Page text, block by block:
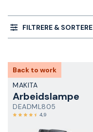
FILTRERE & SORTERE
Back to work
MAKITA
Arbeidslampe
DEADML805
4,9